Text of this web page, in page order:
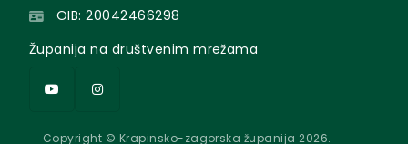
OIB: 20042466298
Županija na društvenim mrežama
Copyright © Krapinsko-zagorska županija 2026.